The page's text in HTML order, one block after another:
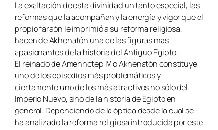
La exaltación de esta divinidad un tanto especial, las
reformas que la acompañan y la energía y vigor que el
propio faraón le imprimió a su reforma religiosa,
hacen de Akhenatón una de las figuras más
apasionantes de la historia del Antiguo Egipto.
El reinado de Amenhotep IV o Akhenatón constituye
uno de los episodios más problemáticos y
ciertamente uno de los más atractivos no sólo del
Imperio Nuevo, sino de la historia de Egipto en
general. Dependiendo de la óptica desde la cual se
ha analizado la reforma religiosa introducida por este